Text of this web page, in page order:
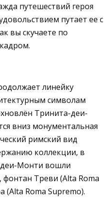
путешествий героя
путает ее с
вы скучаете по
линейку
символам
Тринита-деи-
вниз монументальная
римский вид
коллекции, в
деи-Монти вошли
фонтан Треви (Alta Roma
(Alta Roma Supremo).